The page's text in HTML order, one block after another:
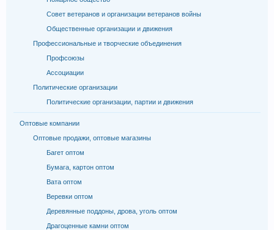
Совет ветеранов и организации ветеранов войны
Общественные организации и движения
Профессиональные и творческие объединения
Профсоюзы
Ассоциации
Политические организации
Политические организации, партии и движения
Оптовые компании
Оптовые продажи, оптовые магазины
Багет оптом
Бумага, картон оптом
Вата оптом
Веревки оптом
Деревянные поддоны, дрова, уголь оптом
Драгоценные камни оптом